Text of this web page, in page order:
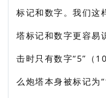
标记和数字。我们这
塔标记和数字更容易
击时只有数字“5”（
么炮塔本身被标记